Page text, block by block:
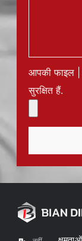
आपकी फाइल |
सुरक्षित हैं.